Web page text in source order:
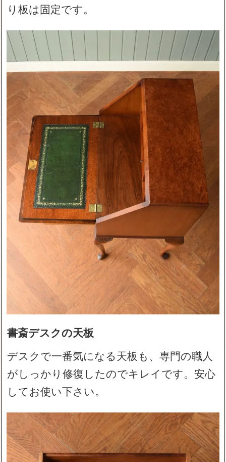
り板は固定です。
書斎デスクの天板
デスクで一番気になる天板も、専門の職人
がしっかり修復したのでキレイです。安心
してお使い下さい。